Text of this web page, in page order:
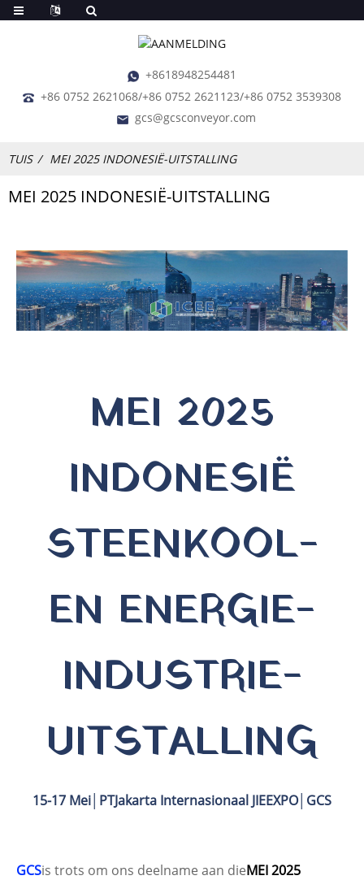
+8618948254481
+86 0752 2621068/+86 0752 2621123/+86 0752 3539308
gcs@gcsconveyor.com
TUIS MEI 2025 INDONESIË-UITSTALLING
MEI 2025 INDONESIË-UITSTALLING
MEI 2025
INDONESIË
STEENKOOL-
EN ENERGIE-
INDUSTRIE-
UITSTALLING
15-17 Mei│PTJakarta Internasionaal JIEEXPO│GCS
GCSis trots om ons deelname aan dieMEI 2025